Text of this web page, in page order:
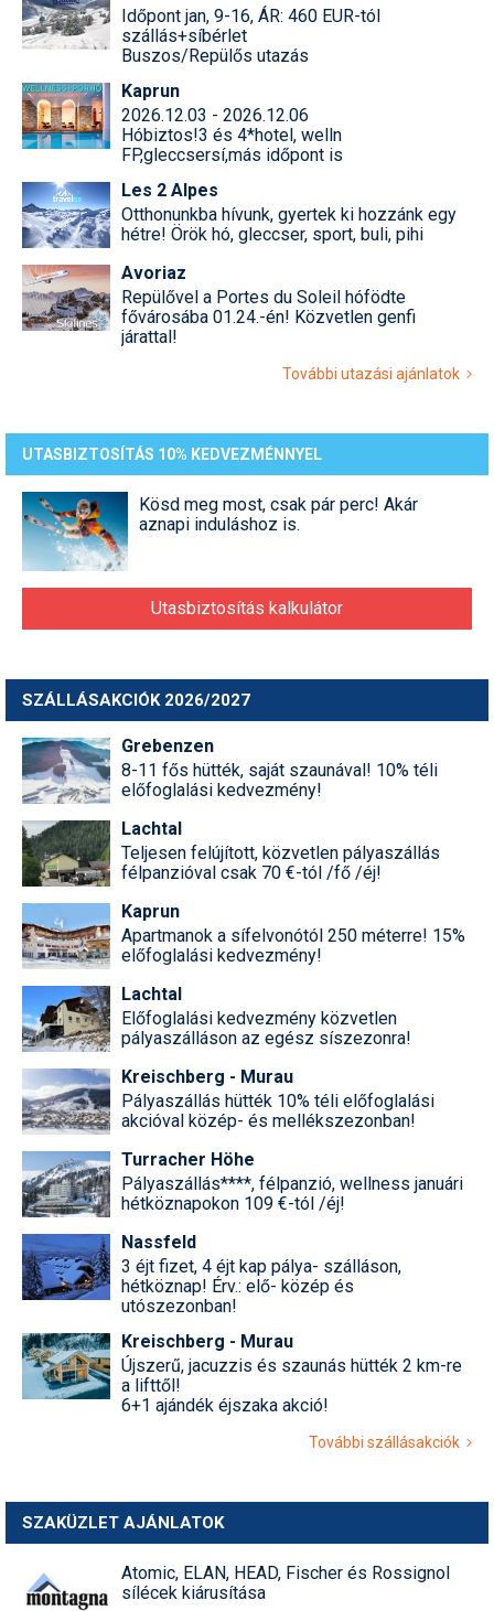
Időpont jan, 9-16, ÁR: 460 EUR-tól
szállás+síbérlet
Buszos/Repülős utazás
Kaprun
2026.12.03 - 2026.12.06
Hóbiztos!3 és 4*hotel, welln
FP,gleccsersí,más időpont is
Les 2 Alpes
Otthonunkba hívunk, gyertek ki hozzánk egy
hétre! Örök hó, gleccser, sport, buli, pihi
Avoriaz
Repülővel a Portes du Soleil hófödte
fővárosába 01.24.-én! Közvetlen genfi
járattal!
További utazási ajánlatok
UTASBIZTOSÍTÁS 10% KEDVEZMÉNNYEL
Kösd meg most, csak pár perc! Akár
aznapi induláshoz is.
Utasbiztosítás kalkulátor
SZÁLLÁSAKCIÓK 2026/2027
Grebenzen
8-11 fős hütték, saját szaunával! 10% téli
előfoglalási kedvezmény!
Lachtal
Teljesen felújított, közvetlen pályaszállás
félpanzióval csak 70 €-tól /fő /éj!
Kaprun
Apartmanok a sífelvonótól 250 méterre! 15%
előfoglalási kedvezmény!
Lachtal
Előfoglalási kedvezmény közvetlen
pályaszálláson az egész síszezonra!
Kreischberg - Murau
Pályaszállás hütték 10% téli előfoglalási
akcióval közép- és mellékszezonban!
Turracher Höhe
Pályaszállás****, félpanzió, wellness januári
hétköznapokon 109 €-tól /éj!
Nassfeld
3 éjt fizet, 4 éjt kap pálya- szálláson,
hétköznap! Érv.: elő- közép és
utószezonban!
Kreischberg - Murau
Újszerű, jacuzzis és szaunás hütték 2 km-re
a lifttől!
6+1 ajándék éjszaka akció!
További szállásakciók
SZAKÜZLET AJÁNLATOK
Atomic, ELAN, HEAD, Fischer és Rossignol
sílécek kiárusítása